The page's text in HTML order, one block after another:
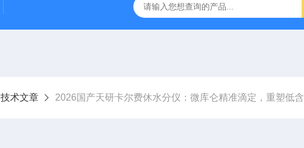
技术文章 2026国产天研卡尔费休水分仪：微库仑精准滴定，重塑低